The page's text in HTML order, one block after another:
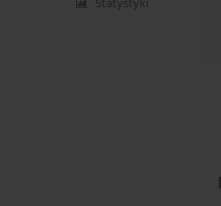
Statystyki